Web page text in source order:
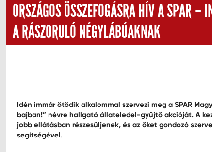
ORSZÁGOS ÖSSZEFOGÁSRA HÍV A SPAR –
A RÁSZORULÓ NÉGYLÁBÚAKNAK
Idén immár ötödik alkalommal szervezi meg a SPAR
bajban!” névre hallgató állateledel-gyűjtő akcióját. A
jobb ellátásban részesüljenek, és az őket gondozó
segítségével.